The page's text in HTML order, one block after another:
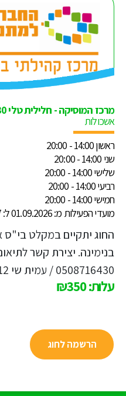
מרכז המוסיקה - חלילית טלי 30 דקות
אשכולות
ראשון 14:00 - 20:00
שני 14:00 - 20:00
שלישי 14:00 - 20:00
רביעי 14:00 - 20:00
חמישי 14:00 - 20:00
מועדי הפעילות מ: 01.09.2026 ל: 31.07.2027
בנימינה. יצירת קשר
0508716430 / עמית שי 0525919812
עלות: ₪350
הרשמה לחוג